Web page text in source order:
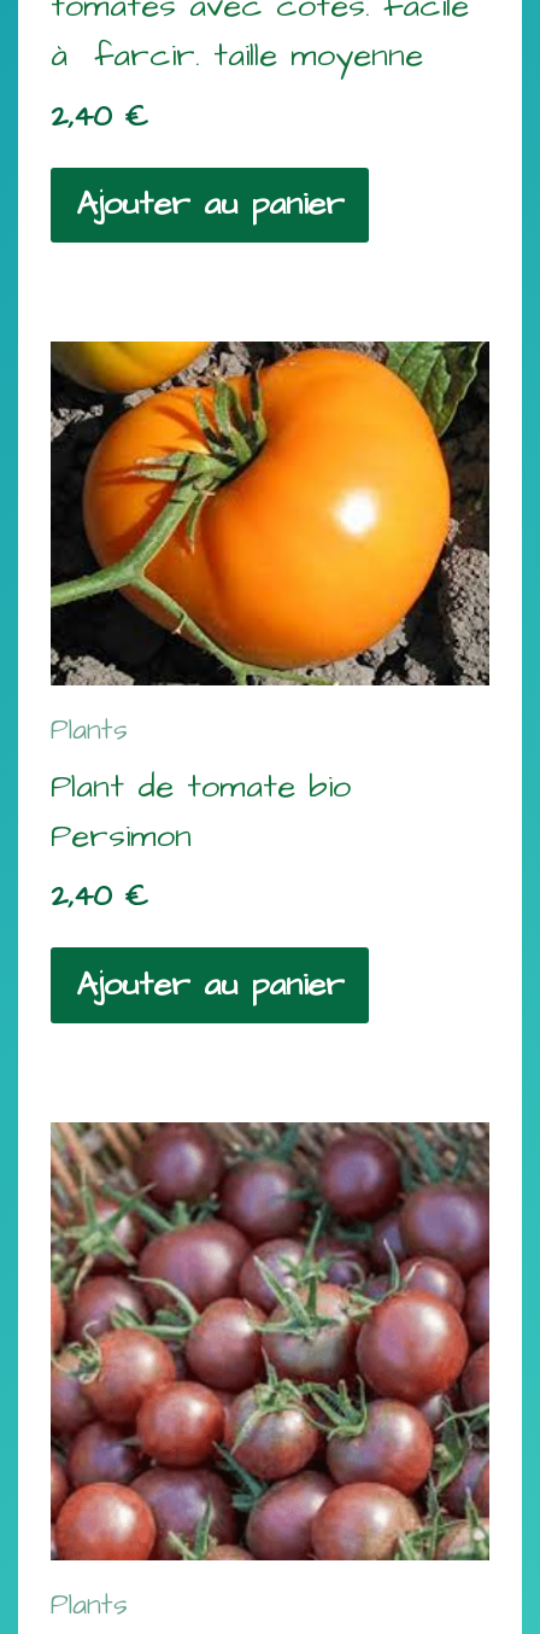
à farcir. taille moyenne
2,40 €
Ajouter au panier
Plants
Plant de tomate bio
Persimon
2,40 €
Ajouter au panier
Plants